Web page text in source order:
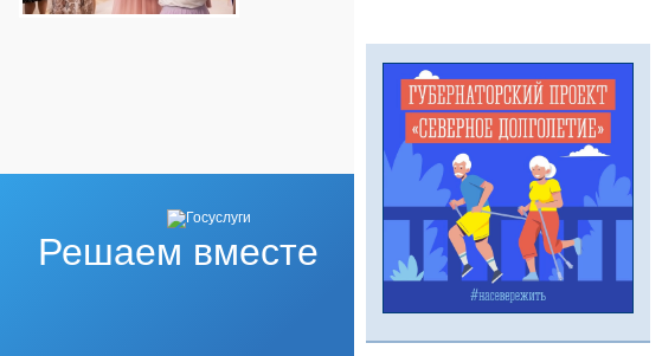
Решаем вместе